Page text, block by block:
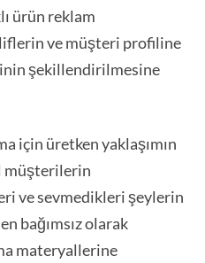
ürün reklam
ve müşteri profiline
şekillendirilmesine
için üretken yaklaşımın
müşterilerin
ve sevmedikleri şeylerin
bağımsız olarak
materyallerine